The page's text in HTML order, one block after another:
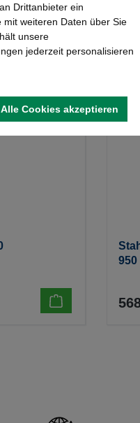
950
Drittanbieter ein
weiteren Daten über Sie
unsere
jederzeit personalisieren
Alle Cookies akzeptieren